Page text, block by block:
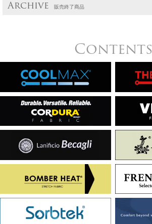
Archive 販売終了商品
Contents